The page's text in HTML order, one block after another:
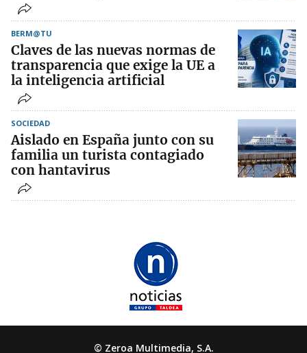
BERM@TU
Claves de las nuevas normas de
transparencia que exige la UE a
la inteligencia artificial
SOCIEDAD
Aislado en España junto con su
familia un turista contagiado
con hantavirus
© Zeroa Multimedia, S.A.